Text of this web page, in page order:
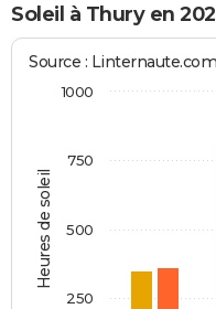
Soleil à Thury en
Heures de soleil
Source :
1000
250
500
750